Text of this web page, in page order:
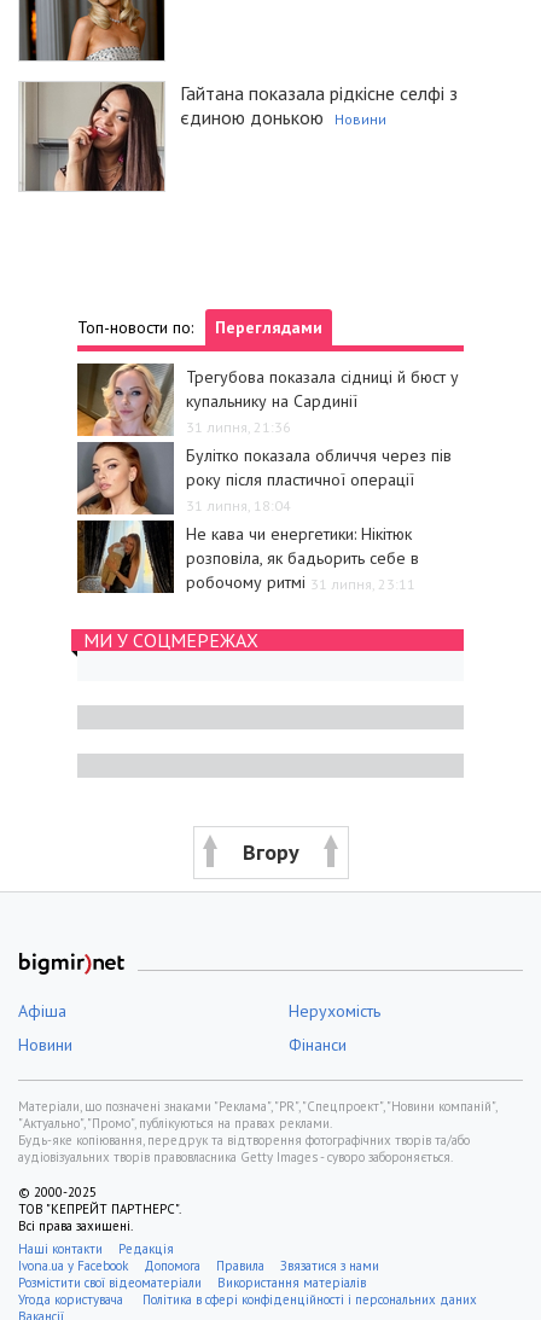
Гайтана показала рідкісне селфі з
єдиною донькою
Новини
Топ-новости по: Переглядами
Трегубова показала сідниці й бюст у
купальнику на Сардинії
31 липня, 21:36
Булітко показала обличчя через пів
року після пластичної операції
31 липня, 18:04
Не кава чи енергетики: Нікітюк
розповіла, як бадьорить себе в
робочому ритмі 31 липня, 23:11
МИ У СОЦМЕРЕЖАХ
Вгору
Афіша
Нерухомість
Новини
Фінанси
Матеріали, що позначені знаками "Реклама", "PR", "Спецпроект", "Новини компаній",
"Актуально", "Промо", публікуються на правах реклами.
Будь-яке копіювання, передрук та відтворення фотографічних творів та/або
аудіовізуальних творів правовласника Getty Images - суворо забороняється.
© 2000-2025
ТОВ "КЕПРЕЙТ ПАРТНЕРС".
Всі права захищені.
Наші контакти
Редакція
Ivona.ua у Facebook
Допомога Правила
Звязатися з нами
Розмістити свої відеоматеріали
Використання матеріалів
Угода користувача
Політика в сфері конфіденційності і персональних даних